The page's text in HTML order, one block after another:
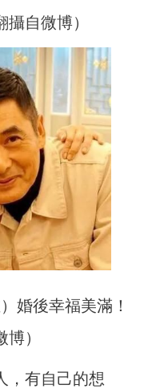
自微博）
婚後幸福美滿！
博）
，有自己的想